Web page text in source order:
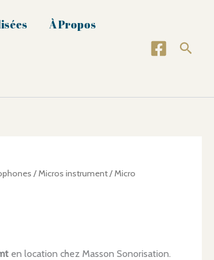
À Propos
/Micros instrument/ Micro
en location chez Masson Sonorisation.